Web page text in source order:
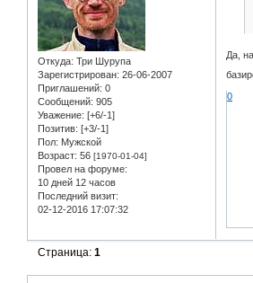
Откуда: Три Шурупа
Зарегистрирован: 26-06-2007
Приглашений: 0
Сообщений: 905
Уважение: [+6/-1]
Позитив: [+3/-1]
Пол: Мужской
Возраст: 56 [1970-01-04]
Провел на форуме:
10 дней 12 часов
Последний визит:
02-12-2016 17:07:32
Да,
0
Страница:1